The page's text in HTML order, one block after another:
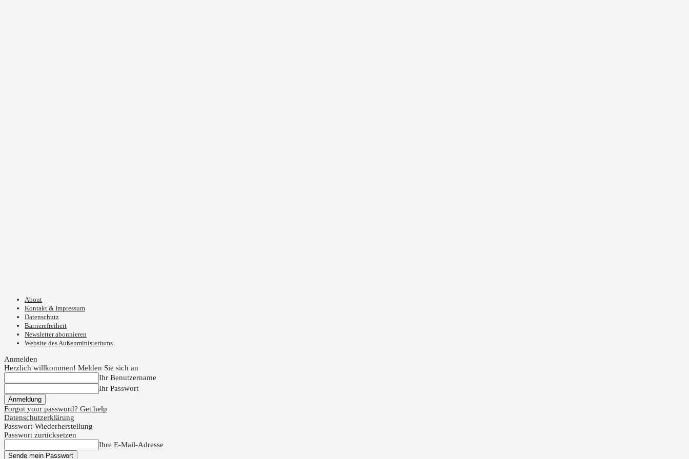
About
Kontakt & Impressum
Datenschutz
Barrierefreiheit
Newsletter abonnieren
Website des Außenministeriums
Anmelden
Herzlich willkommen! Melden Sie sich an
Ihr Benutzername
Ihr Passwort
Forgot your password? Get help
Datenschutzerklärung
Passwort-Wiederherstellung
Passwort zurücksetzen
Ihre E-Mail-Adresse